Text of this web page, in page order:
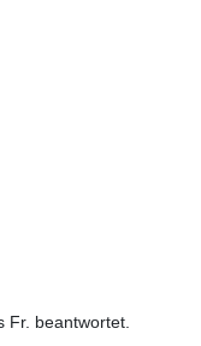
Fr. beantwortet.